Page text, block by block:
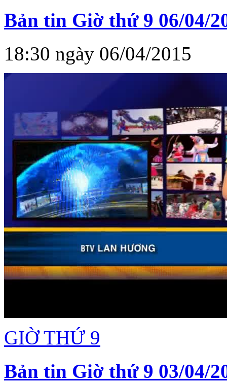
Bản tin Giờ thứ 9 06/04/
18:30 ngày 06/04/2015
GIỜ THỨ 9
Bản tin Giờ thứ 9 03/04/